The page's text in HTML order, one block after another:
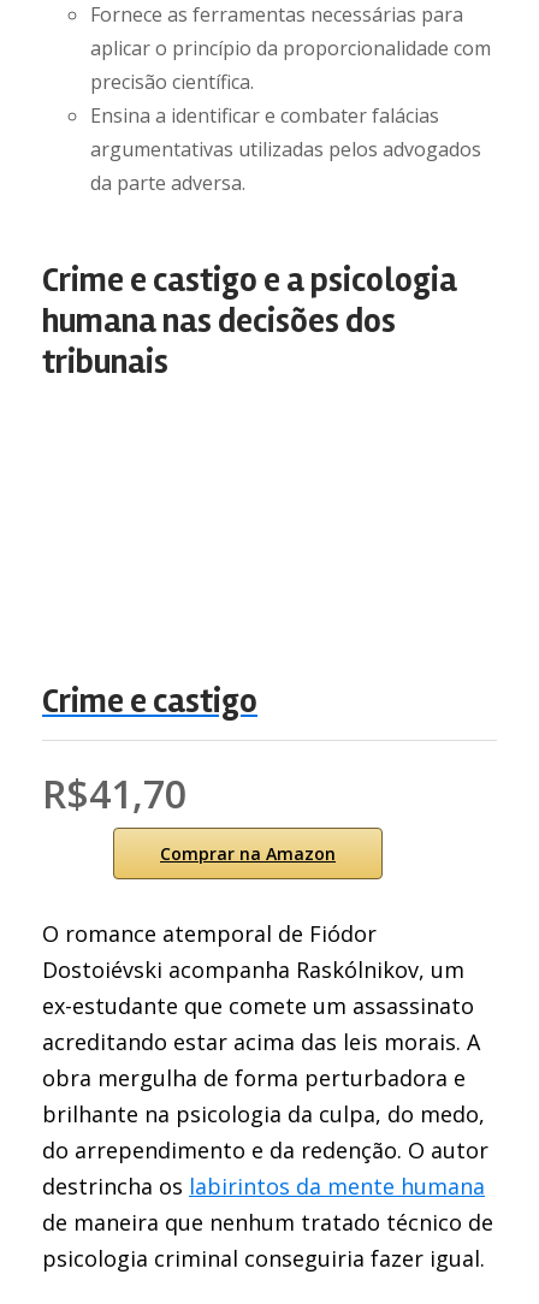
Fornece as ferramentas necessárias para
aplicar o princípio da proporcionalidade com
precisão científica.
Ensina a identificar e combater falácias
argumentativas utilizadas pelos advogados
da parte adversa.
Crime e castigo e a psicologia
humana nas decisões dos
tribunais
Crime e castigo
R$41,70
Comprar na Amazon
O romance atemporal de Fiódor
Dostoiévski acompanha Raskólnikov, um
ex-estudante que comete um assassinato
acreditando estar acima das leis morais. A
obra mergulha de forma perturbadora e
brilhante na psicologia da culpa, do medo,
do arrependimento e da redenção. O autor
destrincha os labirintos da mente humana
de maneira que nenhum tratado técnico de
psicologia criminal conseguiria fazer igual.